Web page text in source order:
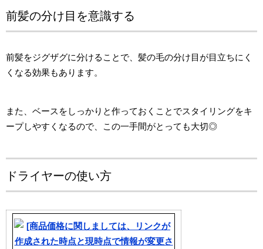
前髪の分け目を意識する
前髪をジグザグに分けることで、髪の毛の分け目が目立ちにく
くなる効果もあります。
また、ベースをしっかりと作っておくことでスタイリングをキ
ープしやすくなるので、この一手間がとっても大切◎
ドライヤーの使い方